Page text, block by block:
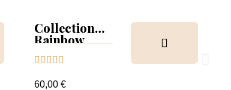
Collection
Rainbow
nuancier
    
60,00 €